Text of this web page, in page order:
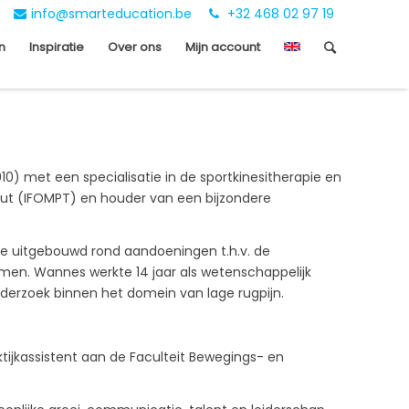
info@smarteducation.be +32 468 02 97 19
Inspiratie Over ons Mijn account
met een specialisatie in de sportkinesitherapie en
(IFOMPT) en houder van een bijzondere
uitgebouwd rond aandoeningen t.h.v. de
Wannes werkte 14 jaar als wetenschappelijk
binnen het domein van lage rugpijn.
aan de Faculteit Bewegings- en